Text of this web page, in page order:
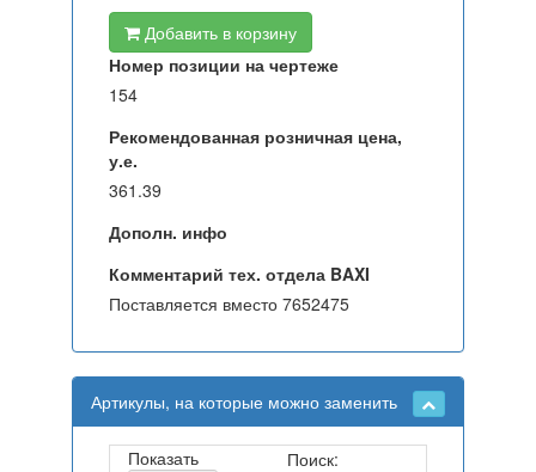
Добавить в корзину
Номер позиции на чертеже
154
Рекомендованная розничная цена,
у.е.
361.39
Дополн. инфо
Комментарий тех. отдела BAXI
Поставляется вместо 7652475
Артикулы, на которые можно заменить
Показать Поиск: